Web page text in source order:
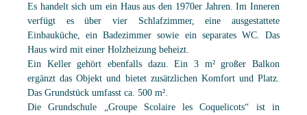
Es handelt sich um ein Haus aus den 1970er Jahren. Im Inneren
verfügt es über vier Schlafzimmer, eine ausgestattete
Einbauküche, ein Badezimmer sowie ein separates WC. Das
Haus wird mit einer Holzheizung beheizt.
Ein Keller gehört ebenfalls dazu. Ein 3 m² großer Balkon
ergänzt das Objekt und bietet zusätzlichen Komfort und Platz.
Das Grundstück umfasst ca. 500 m².
Die Grundschule „Groupe Scolaire les Coquelicots“ ist in